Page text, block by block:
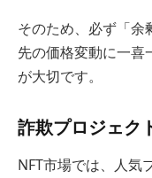
そのため、必ず「余
先の価格変動に一喜
が大切です。
詐欺プロジェク
NFT市場では、人気